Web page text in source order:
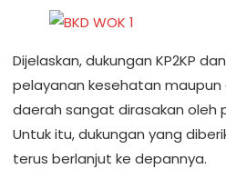
Dijelaskan, dukungan KP2KP
pelayanan kesehatan
daerah sangat dirasakan oleh
Untuk itu, dukungan yang
terus berlanjut ke depannya.